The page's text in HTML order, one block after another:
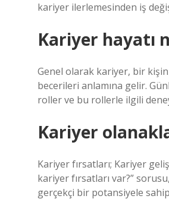
kariyer ilerlemesinden iş
Kariyer hayatı
Genel olarak kariyer, bir
becerileri anlamına gelir.
roller ve bu rollerle ilgili
Kariyer
Kariyer fırsatları; Kariyer
kariyer fırsatları var?”
gerçekçi bir potansiyele